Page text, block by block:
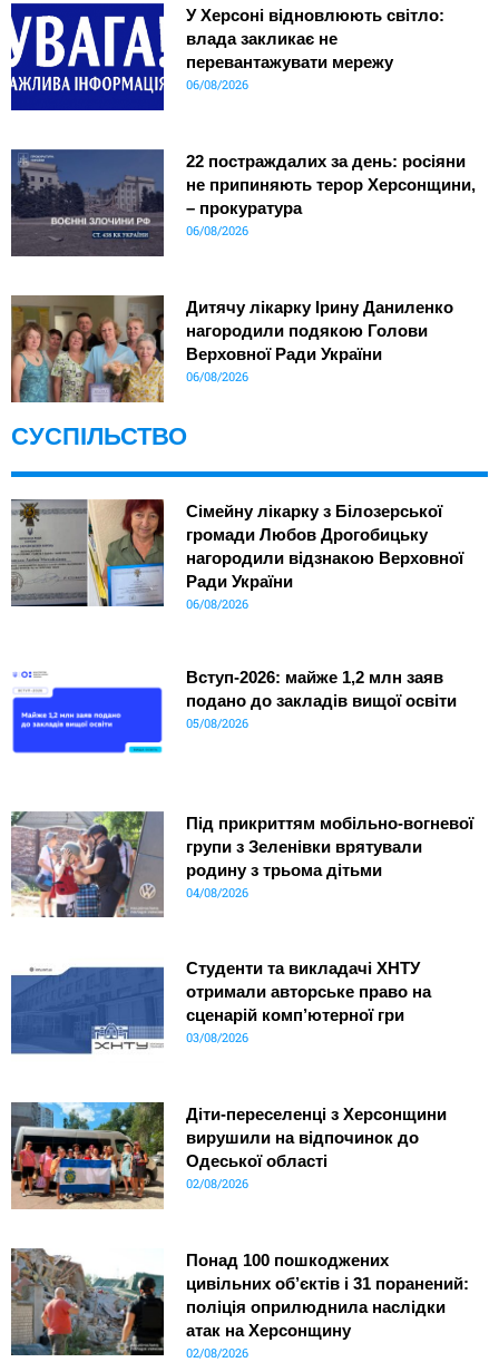
У Херсоні відновлюють світло:
влада закликає не
перевантажувати мережу
06/08/2026
22 постраждалих за день: росіяни
не припиняють терор Херсонщини,
– прокуратура
06/08/2026
Дитячу лікарку Ірину Даниленко
нагородили подякою Голови
Верховної Ради України
06/08/2026
СУСПІЛЬСТВО
Сімейну лікарку з Білозерської
громади Любов Дрогобицьку
нагородили відзнакою Верховної
Ради України
06/08/2026
Вступ-2026: майже 1,2 млн заяв
подано до закладів вищої освіти
05/08/2026
Під прикриттям мобільно-вогневої
групи з Зеленівки врятували
родину з трьома дітьми
04/08/2026
Студенти та викладачі ХНТУ
отримали авторське право на
сценарій комп’ютерної гри
03/08/2026
Діти-переселенці з Херсонщини
вирушили на відпочинок до
Одеської області
02/08/2026
Понад 100 пошкоджених
цивільних об’єктів і 31 поранений:
поліція оприлюднила наслідки
атак на Херсонщину
02/08/2026